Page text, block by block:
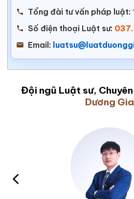
Tổng đài tư vấn pháp luật:
Số điện thoại Luật sư:
Email:
Đội ngũ Luật sư,
Dương Gia